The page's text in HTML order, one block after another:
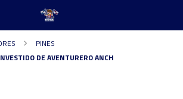
PINES
DE AVENTURERO ANCH